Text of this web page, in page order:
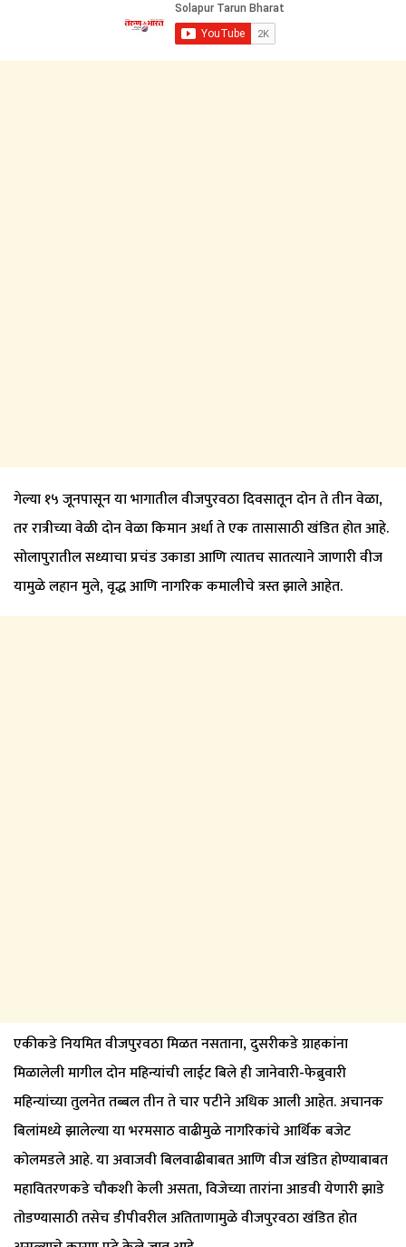
गेल्या १५ जूनपासून या भागातील वीजपुरवठा दिवसातून दोन ते तीन वेळा,
तर रात्रीच्या वेळी दोन वेळा किमान अर्धा ते एक तासासाठी खंडित होत आहे.
सोलापुरातील सध्याचा प्रचंड उकाडा आणि त्यातच सातत्याने जाणारी वीज
यामुळे लहान मुले, वृद्ध आणि नागरिक कमालीचे त्रस्त झाले आहेत.
​एकीकडे नियमित वीजपुरवठा मिळत नसताना, दुसरीकडे ग्राहकांना
मिळालेली मागील दोन महिन्यांची लाईट बिले ही जानेवारी-फेब्रुवारी
महिन्यांच्या तुलनेत तब्बल तीन ते चार पटीने अधिक आली आहेत. अचानक
बिलांमध्ये झालेल्या या भरमसाठ वाढीमुळे नागरिकांचे आर्थिक बजेट
कोलमडले आहे. या अवाजवी बिलवाढीबाबत आणि वीज खंडित होण्याबाबत
महावितरणकडे चौकशी केली असता, विजेच्या तारांना आडवी येणारी झाडे
तोडण्यासाठी तसेच डीपीवरील अतिताणामुळे वीजपुरवठा खंडित होत